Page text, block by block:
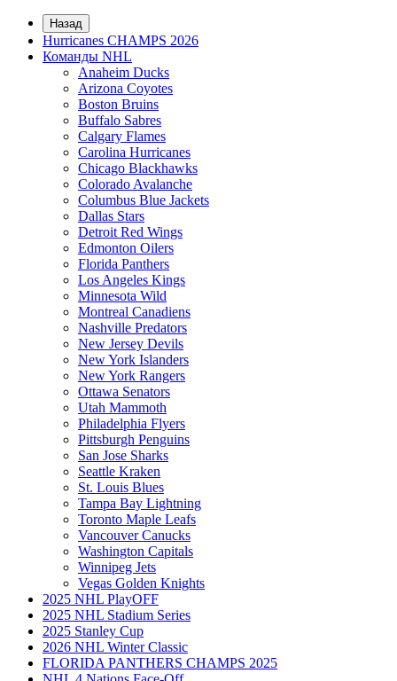
Назад
Hurricanes CHAMPS 2026
Команды NHL
Anaheim Ducks
Arizona Coyotes
Boston Bruins
Buffalo Sabres
Calgary Flames
Carolina Hurricanes
Chicago Blackhawks
Colorado Avalanche
Columbus Blue Jackets
Dallas Stars
Detroit Red Wings
Edmonton Oilers
Florida Panthers
Los Angeles Kings
Minnesota Wild
Montreal Canadiens
Nashville Predators
New Jersey Devils
New York Islanders
New York Rangers
Ottawa Senators
Utah Mammoth
Philadelphia Flyers
Pittsburgh Penguins
San Jose Sharks
Seattle Kraken
St. Louis Blues
Tampa Bay Lightning
Toronto Maple Leafs
Vancouver Canucks
Washington Capitals
Winnipeg Jets
Vegas Golden Knights
2025 NHL PlayOFF
2025 NHL Stadium Series
2025 Stanley Cup
2026 NHL Winter Classic
FLORIDA PANTHERS CHAMPS 2025